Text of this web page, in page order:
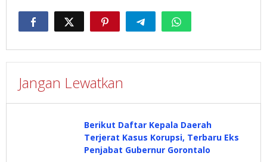
Jangan Lewatkan
Berikut Daftar Kepala Daerah
Terjerat Kasus Korupsi, Terbaru Eks
Penjabat Gubernur Gorontalo